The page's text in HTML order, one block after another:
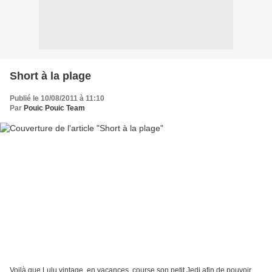
Short à la plage
Publié le 10/08/2011 à 11:10
Par Pouic Pouic Team